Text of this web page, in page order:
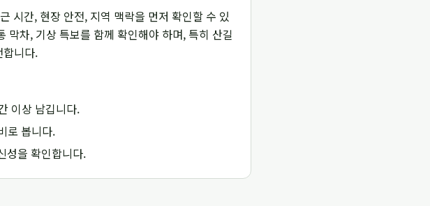
시간, 현장 안전, 지역 맥락을 먼저 확인할 수 있
막차, 기상 특보를 함께 확인해야 하며, 특히 산길
니다.
이상 남깁니다.
로 봅니다.
성을 확인합니다.